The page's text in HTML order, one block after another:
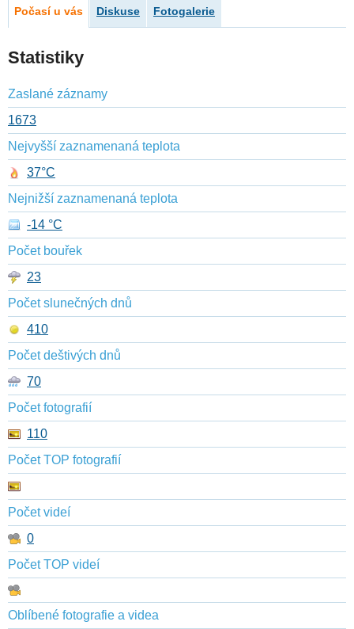
Počasí u vás Diskuse Fotogalerie
Statistiky
Zaslané záznamy
1673
Nejvyšší zaznamenaná teplota
37°C
Nejnižší zaznamenaná teplota
-14 °C
Počet bouřek
23
Počet slunečných dnů
410
Počet deštivých dnů
70
Počet fotografií
110
Počet TOP fotografií
Počet videí
0
Počet TOP videí
Oblíbené fotografie a videa